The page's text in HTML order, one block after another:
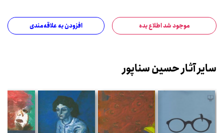
موجود شد اطلاع بده افزودن به علاقه‌مندی
سایر آثار حسین سناپور